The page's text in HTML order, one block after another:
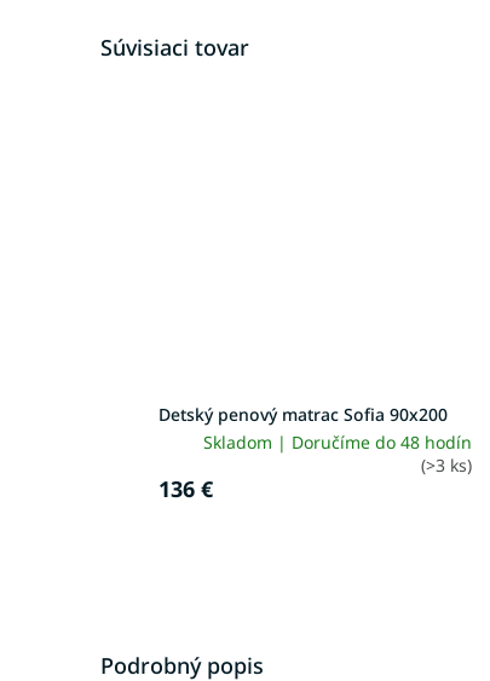
Súvisiaci tovar
Detský penový matrac Sofia 90x200
Skladom | Doručíme do 48 hodín
(>3 ks)
136 €
Podrobný popis